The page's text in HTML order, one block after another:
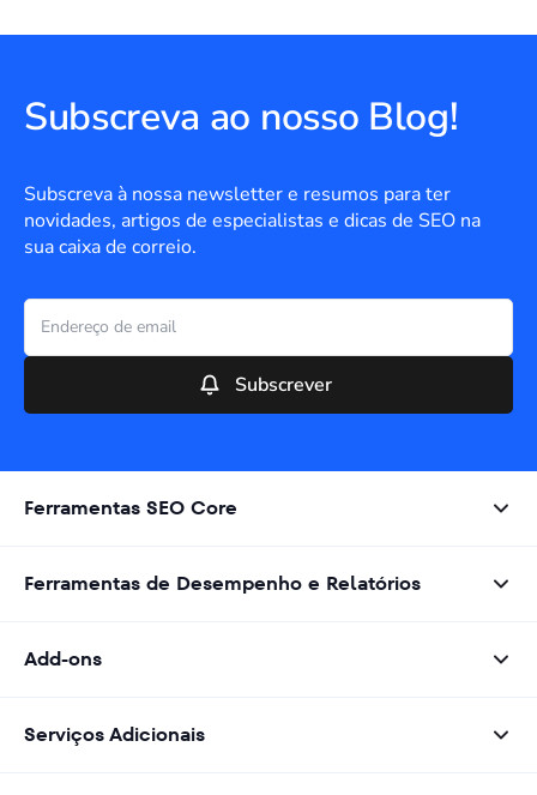
Subscreva ao nosso Blog!
Subscreva à nossa newsletter e resumos para ter
novidades, artigos de especialistas e dicas de SEO na
sua caixa de correio.
Subscrever
Ferramentas SEO Core
Ferramentas de Desempenho e Relatórios
Add-ons
Serviços Adicionais